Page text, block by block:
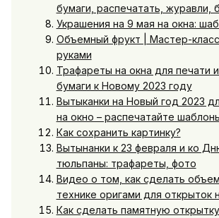
бумаги, распечатать, журавли,
Украшения на 9 мая на окна:
Объемный фрукт | Мастер-
руками
Трафареты на окна для печати
бумаги к Новому 2023 году
Вытыканки на Новый год 2023
на окно – распечатайте
Как сохранить картинку?
Вытынанки к 23 февраля и ко
тюльпаны: трафареты, фото
Видео о том, как сделать
технике оригами для открыток
Как сделать памятную